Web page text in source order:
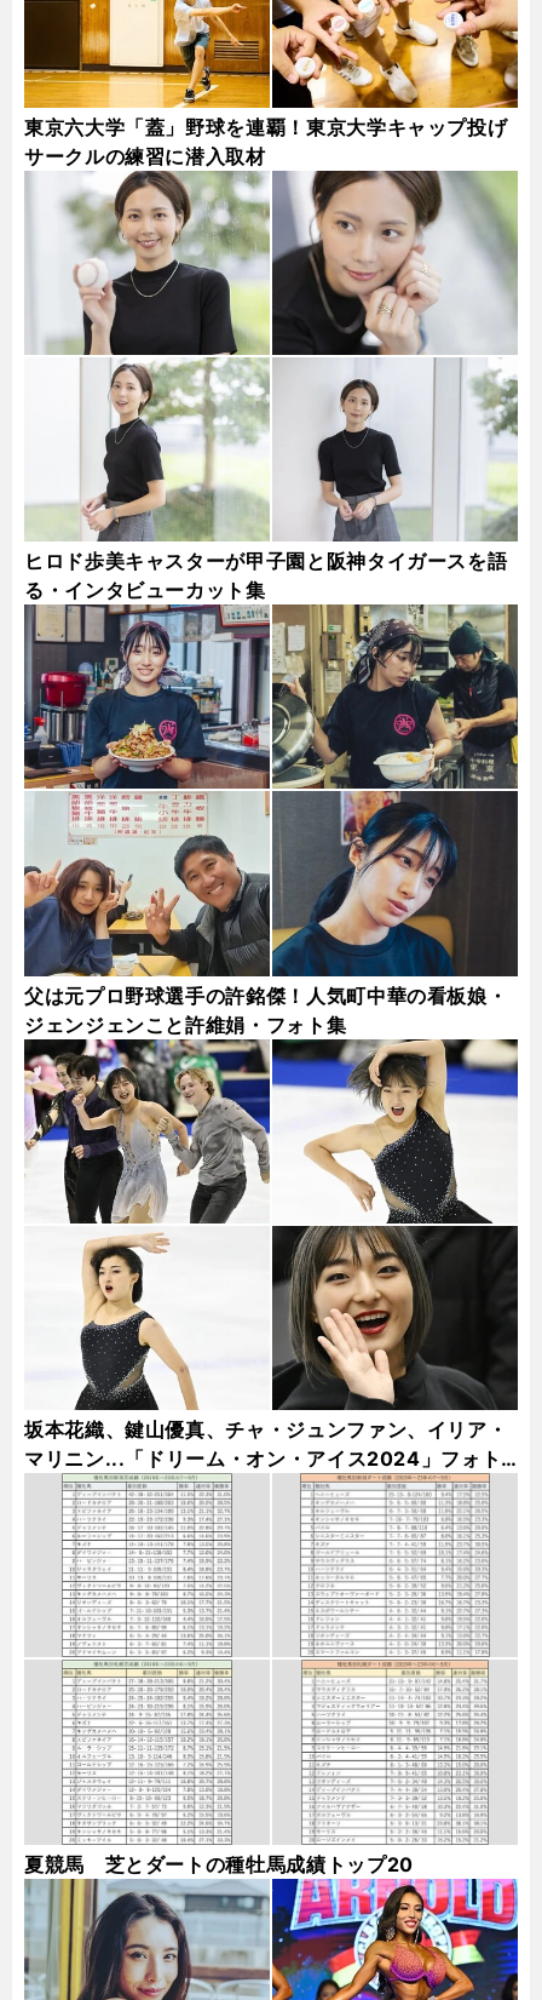
東京六大学「蓋」野球を連覇！東京大学キャップ投げ
サークルの練習に潜入取材
ヒロド歩美キャスターが甲子園と阪神タイガースを語
る・インタビューカット集
父は元プロ野球選手の許銘傑！人気町中華の看板娘・
ジェンジェンこと許維娟・フォト集
坂本花織、鍵山優真、チャ・ジュンファン、イリア・
マリニン...「ドリーム・オン・アイス2024」フォト
ギャラリー
夏競馬 芝とダートの種牡馬成績トップ20